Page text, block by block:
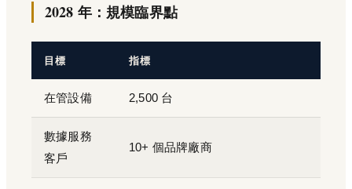
2028 年：規模臨界點
目標 指標
在管設備 2,500 台
數據服務
客戶
10+ 個品牌廠商